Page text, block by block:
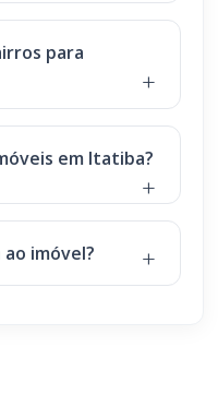
para
em Itatiba?
imóvel?